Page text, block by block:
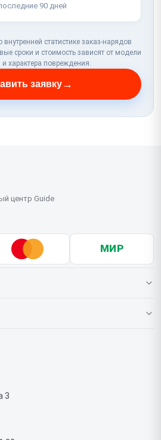
90 дней
статистике заказ-нарядов
сроки и стоимость зависят от модели
и характера повреждения.
заявку→
центр Guide
МИР
3